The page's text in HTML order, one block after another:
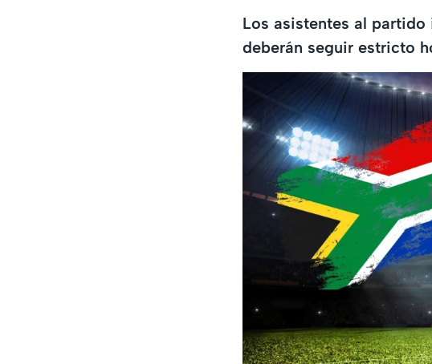
Los asistentes al
deberán seguir estricto